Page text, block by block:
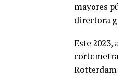
mayores
directora
Este 2023,